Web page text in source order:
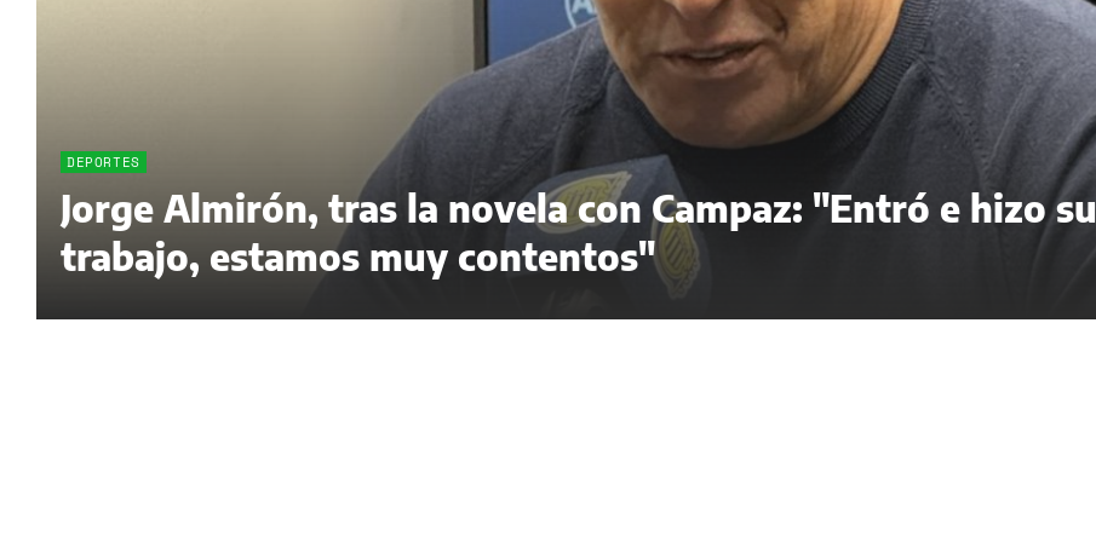
DEPORTES
Jorge Almirón, tras la novela con Campaz: "Entró e hizo su
trabajo, estamos muy contentos"